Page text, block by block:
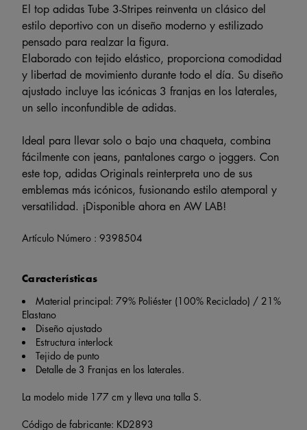
El top adidas Tube 3-Stripes reinventa un clásico del
estilo deportivo con un diseño moderno y estilizado
pensado para realzar la figura.
Elaborado con tejido elástico, proporciona comodidad
y libertad de movimiento durante todo el día. Su diseño
ajustado incluye las icónicas 3 franjas en los laterales,
un sello inconfundible de adidas.
Ideal para llevar solo o bajo una chaqueta, combina
fácilmente con jeans, pantalones cargo o joggers. Con
este top, adidas Originals reinterpreta uno de sus
emblemas más icónicos, fusionando estilo atemporal y
versatilidad. ¡Disponible ahora en AW LAB!
Artículo Número : 9398504
Características
Material principal: 79% Poliéster (100% Reciclado) / 21%
Elastano
Diseño ajustado
Estructura interlock
Tejido de punto
Detalle de 3 Franjas en los laterales.
La modelo mide 177 cm y lleva una talla S.
Código de fabricante: KD2893